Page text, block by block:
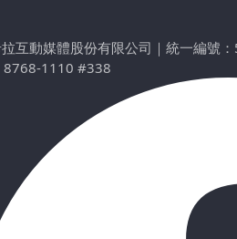
互動媒體股份有限公司 ｜ 統一編號
8768-1110 #338